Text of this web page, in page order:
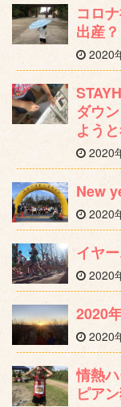
コロ
出産？
2020
ダウ
よう
2020
New
2020
イヤ
2020
2020
2020
情熱
ピア